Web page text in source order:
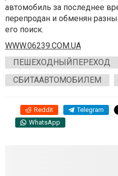
автомобиль за последнее
перепродан и обменян
его поиск.
WWW.06239.COM.UA
ПЕШЕХОДНЫЙПЕРЕХОД
СБИТААВТОМОБИЛЕМ
Reddit Telegram
WhatsApp